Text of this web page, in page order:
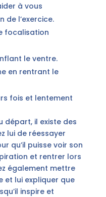
à vous
de l’exercice.
focalisation
le ventre.
en rentrant le
fois et lentement
départ, il existe des
lui de réessayer
qu’il puisse voir son
et rentrer lors
également mettre
et lui expliquer que
inspire et